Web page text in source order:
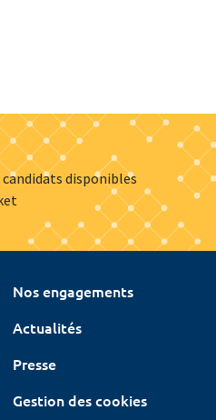
disponibles
Nos engagements
Actualités
Presse
Gestion des cookies